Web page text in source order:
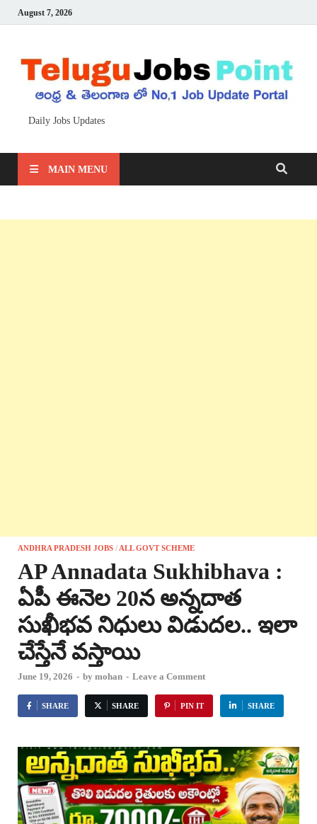
August 7, 2026
Daily Jobs Updates
MAIN MENU
ANDHRA PRADESH JOBS / ALL GOVT SCHEME
AP Annadata Sukhibhava :
ఏపీ ఈనెల 20న అన్నదాత
సుఖీభవ నిధులు విడుదల.. ఇలా
చేస్తేనే వస్తాయి
June 19, 2026 - by mohan - Leave a Comment
SHARE SHARE PIN IT SHARE